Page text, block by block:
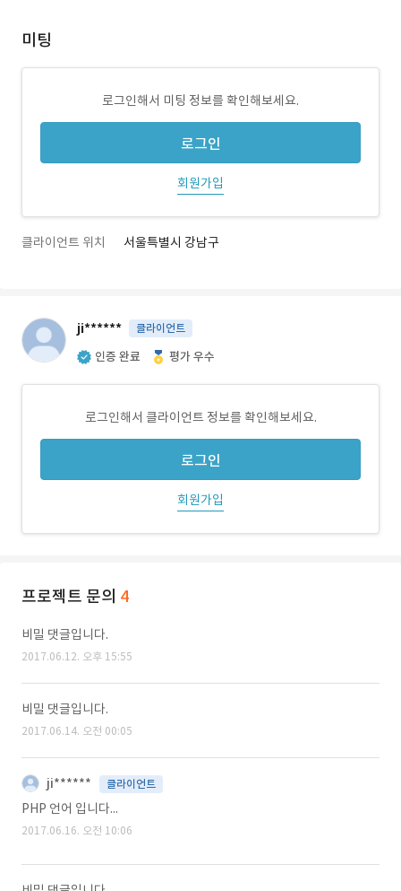
미팅
로그인해서 미팅 정보를 확인해보세요.
로그인
회원가입
클라이언트 위치 서울특별시 강남구
ji****** 클라이언트
인증 완료 평가 우수
로그인해서 클라이언트 정보를 확인해보세요.
로그인
회원가입
프로젝트 문의 4
비밀 댓글입니다.
2017.06.12. 오후 15:55
비밀 댓글입니다.
2017.06.14. 오전 00:05
ji****** 클라이언트
PHP 언어 입니다...
2017.06.16. 오전 10:06